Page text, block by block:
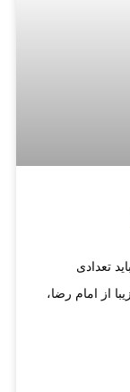
تعدادی
از امام رضا،